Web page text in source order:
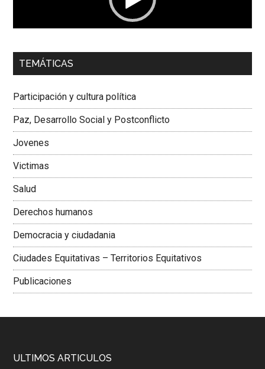
00:00 01:04
Dra. Carolina Corcho Mejía,Presidenta Corporación
Colombiana
TEMÁTICAS
Participación y cultura política
Paz, Desarrollo Social y Postconflicto
Jovenes
Victimas
Salud
Derechos humanos
Democracia y ciudadania
Ciudades Equitativas – Territorios Equitativos
Publicaciones
ULTIMOS ARTICULOS